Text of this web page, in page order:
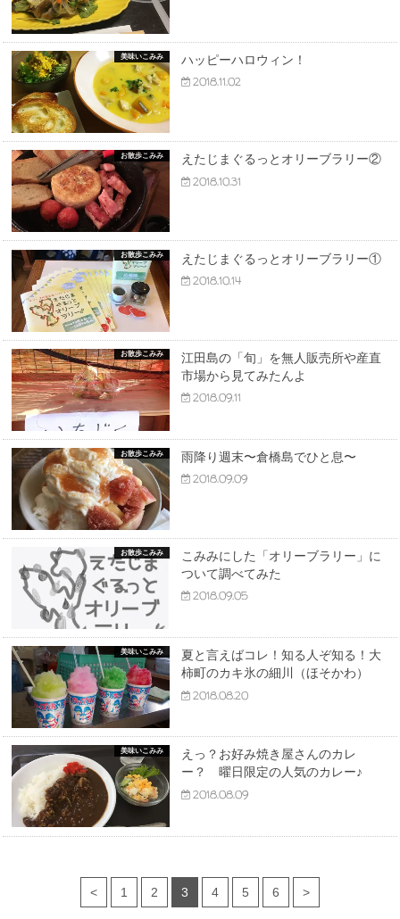
美味いこみみ
ハッピーハロウィン！
2018.11.02
お散歩こみみ
えたじまぐるっとオリーブラリー②
2018.10.31
お散歩こみみ
えたじまぐるっとオリーブラリー①
2018.10.14
お散歩こみみ
江田島の「旬」を無人販売所や産直
市場から見てみたんよ
2018.09.11
お散歩こみみ
雨降り週末〜倉橋島でひと息〜
2018.09.09
お散歩こみみ
こみみにした「オリーブラリー」に
ついて調べてみた
2018.09.05
美味いこみみ
夏と言えばコレ！知る人ぞ知る！大
柿町のカキ氷の細川（ほそかわ）
2018.08.20
美味いこみみ
えっ？お好み焼き屋さんのカレ
ー？ 曜日限定の人気のカレー♪
2018.08.09
< 1 2 3 4 5 6 >